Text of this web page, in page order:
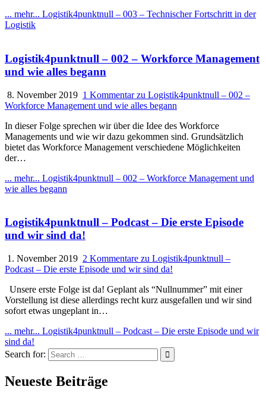
... mehr... Logistik4punktnull – 003 – Technischer Fortschritt in der
Logistik
Logistik4punktnull – 002 – Workforce Management
und wie alles begann
8. November 2019 1 Kommentarzu Logistik4punktnull – 002 –
Workforce Management und wie alles begann
In dieser Folge sprechen wir über die Idee des Workforce
Managements und wie wir dazu gekommen sind. Grundsätzlich
bietet das Workforce Management verschiedene Möglichkeiten
der…
... mehr... Logistik4punktnull – 002 – Workforce Management und
wie alles begann
Logistik4punktnull – Podcast – Die erste Episode
und wir sind da!
1. November 2019 2 Kommentare zu Logistik4punktnull –
Podcast – Die erste Episode und wir sind da!
Unsere erste Folge ist da! Geplant als “Nullnummer” mit einer
Vorstellung ist diese allerdings recht kurz ausgefallen und wir sind
sofort etwas ungeplant in…
... mehr... Logistik4punktnull – Podcast – Die erste Episode und wir
sind da!
Search for:
Neueste Beiträge